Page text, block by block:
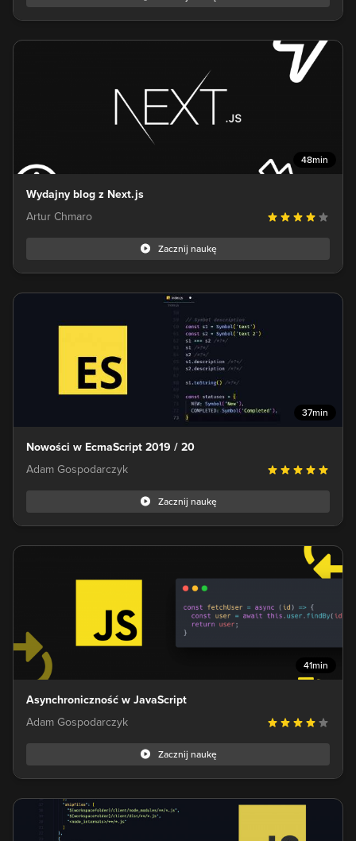
48min
Wydajny blog z Next.js
Artur Chmaro
Zacznij naukę
37min
Nowości w EcmaScript 2019 / 20
Adam Gospodarczyk
Zacznij naukę
41min
Asynchroniczność w JavaScript
Adam Gospodarczyk
Zacznij naukę